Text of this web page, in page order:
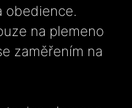
obedience.
na plemeno
zaměřením na